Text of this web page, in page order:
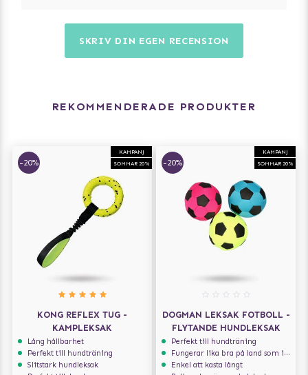
SKRIV DIN EGEN RECENSION
REKOMMENDERADE PRODUKTER
KAMPANJ
SOMMAR 20%
-20%
KONG REFLEX TUG -
KAMPLEKSAK
Lång hållbarhet
Perfekt till hundträning
Slitstark hundleksak
KAMPANJ
SOMMAR 20%
-20%
DOGMAN LEKSAK FOTBOLL -
FLYTANDE HUNDLEKSAK
Perfekt till hundträning
Fungerar lika bra på land som i vatten
Enkel att kasta långt